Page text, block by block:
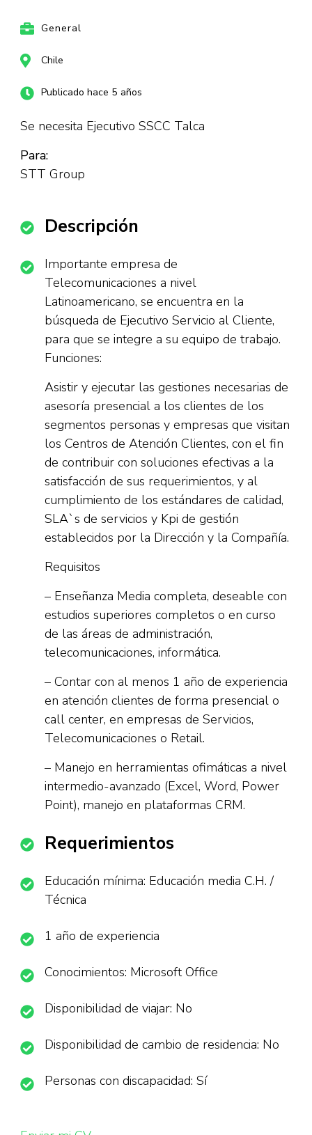
General
Chile
Publicado hace 5 años
Se necesita Ejecutivo SSCC Talca
Para:
STT Group
Descripción
Importante empresa de
Telecomunicaciones a nivel
Latinoamericano, se encuentra en la
búsqueda de Ejecutivo Servicio al Cliente,
para que se integre a su equipo de trabajo.
Funciones:
Asistir y ejecutar las gestiones necesarias de
asesoría presencial a los clientes de los
segmentos personas y empresas que visitan
los Centros de Atención Clientes, con el fin
de contribuir con soluciones efectivas a la
satisfacción de sus requerimientos, y al
cumplimiento de los estándares de calidad,
SLA`s de servicios y Kpi de gestión
establecidos por la Dirección y la Compañía.
Requisitos
– Enseñanza Media completa, deseable con
estudios superiores completos o en curso
de las áreas de administración,
telecomunicaciones, informática.
– Contar con al menos 1 año de experiencia
en atención clientes de forma presencial o
call center, en empresas de Servicios,
Telecomunicaciones o Retail.
– Manejo en herramientas ofimáticas a nivel
intermedio-avanzado (Excel, Word, Power
Point), manejo en plataformas CRM.
Requerimientos
Educación mínima: Educación media C.H. /
Técnica
1 año de experiencia
Conocimientos: Microsoft Office
Disponibilidad de viajar: No
Disponibilidad de cambio de residencia: No
Personas con discapacidad: Sí